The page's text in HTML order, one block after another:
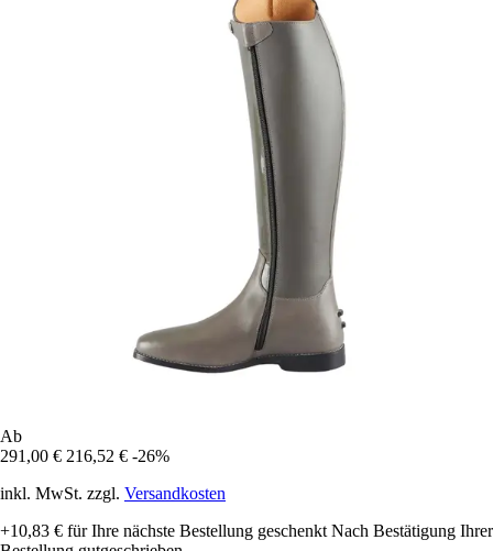
Ab
291,00 € 216,52 € -26%
inkl. MwSt. zzgl. Versandkosten
+10,83 € für Ihre nächste Bestellung geschenkt Nach Bestätigung Ihrer